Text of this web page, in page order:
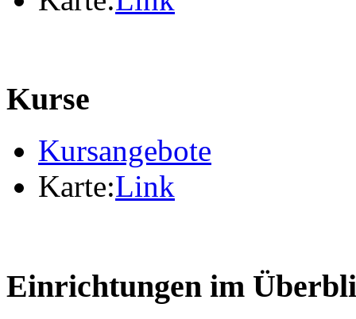
Kurse
Kursangebote
Karte:Link
Einrichtungen im